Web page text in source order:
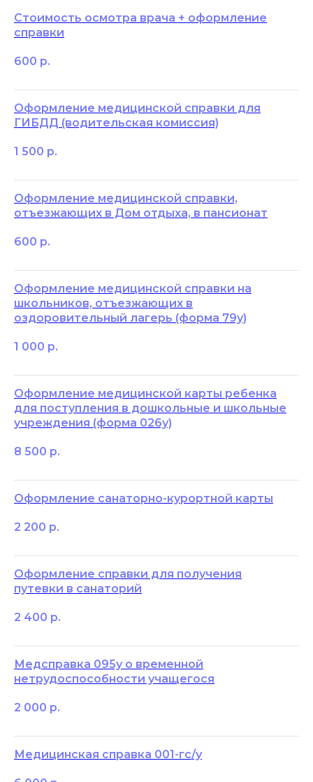
Стоимость осмотра врача + оформление
справки
600 р.
Оформление медицинской справки для
ГИБДД (водительская комиссия)
1 500 р.
Оформление медицинской справки,
отъезжающих в Дом отдыха, в пансионат
600 р.
Оформление медицинской справки на
школьников, отъезжающих в
оздоровительный лагерь (форма 79у)
1 000 р.
Оформление медицинской карты ребенка
для поступления в дошкольные и школьные
учреждения (форма 026у)
8 500 р.
Оформление санаторно-курортной карты
2 200 р.
Оформление справки для получения
путевки в санаторий
2 400 р.
Медсправка 095у о временной
нетрудоспособности учащегося
2 000 р.
Медицинская справка 001-гс/у